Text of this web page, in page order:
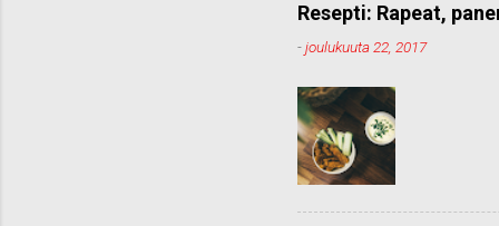
e
t
i
Resepti: Rapeat,
-joulukuuta 22, 2017